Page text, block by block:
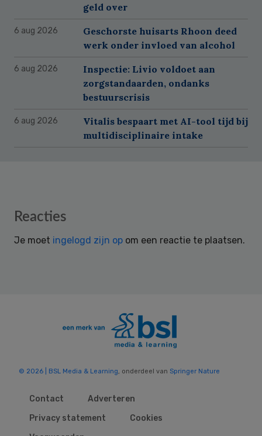
geld over
6 aug 2026
Geschorste huisarts Rhoon deed
werk onder invloed van alcohol
6 aug 2026
Inspectie: Livio voldoet aan
zorgstandaarden, ondanks
bestuurscrisis
6 aug 2026
Vitalis bespaart met AI-tool tijd bij
multidisciplinaire intake
Reader
Reacties
Je moet ingelogd zijn op om een reactie te plaatsen.
© 2026 | BSL Media & Learning, onderdeel van Springer Nature
Contact
Adverteren
Privacy statement
Cookies